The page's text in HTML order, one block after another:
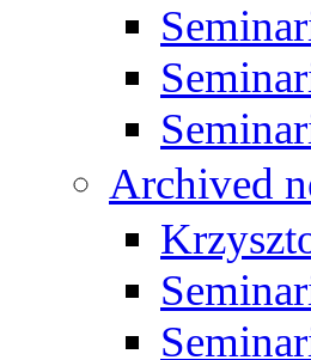
Archived